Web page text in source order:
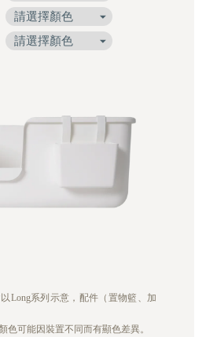
Long系列示意，配件（置物籃、加
色可能因裝置不同而有顯色差異。